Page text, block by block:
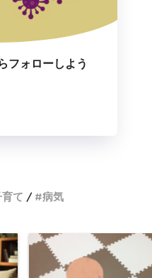
フォローしよう
て 病気